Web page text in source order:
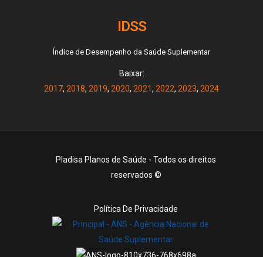
IDSS
Índice de Desempenho da Saúde Suplementar
Baixar:
2017, 2018, 2019, 2020, 2021, 2022, 2023, 2024
Pladisa Planos de Saúde - Todos os direitos
reservados ©
Política De Privacidade